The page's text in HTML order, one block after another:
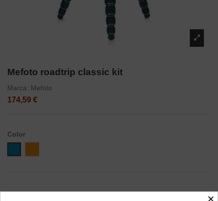
Mefoto roadtrip classic kit
Marca: Mefoto
174,59 €
Color
×